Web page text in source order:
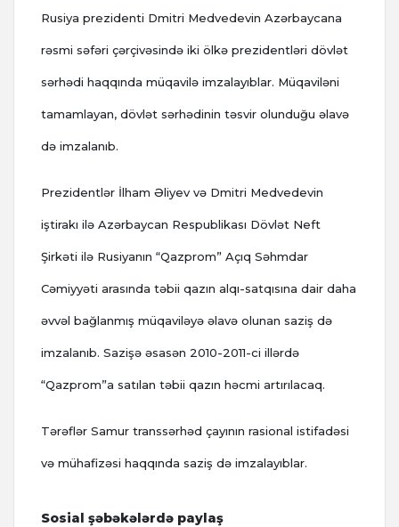
Rusiya prezidenti Dmitri Medvedevin Azərbaycana
rəsmi səfəri çərçivəsində iki ölkə prezidentləri dövlət
sərhədi haqqında müqavilə imzalayıblar. Müqaviləni
tamamlayan, dövlət sərhədinin təsvir olunduğu əlavə
də imzalanıb.
Prezidentlər İlham Əliyev və Dmitri Medvedevin
iştirakı ilə Azərbaycan Respublikası Dövlət Neft
Şirkəti ilə Rusiyanın “Qazprom” Açıq Səhmdar
Cəmiyyəti arasında təbii qazın alqı-satqısına dair daha
əvvəl bağlanmış müqaviləyə əlavə olunan saziş də
imzalanıb. Sazişə əsasən 2010-2011-ci illərdə
“Qazprom”a satılan təbii qazın həcmi artırılacaq.
Tərəflər Samur transsərhəd çayının rasional istifadəsi
və mühafizəsi haqqında saziş də imzalayıblar.
Sosial şəbəkələrdə paylaş